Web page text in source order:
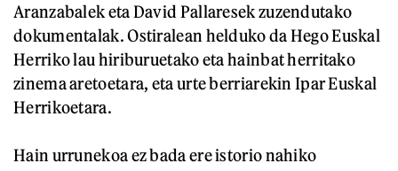
Aranzabalek eta David Pallaresek zuzendutako
dokumentalak. Ostiralean helduko da Hego Euskal
Herriko lau hiriburuetako eta hainbat herritako
zinema aretoetara, eta urte berriarekin Ipar Euskal
Herrikoetara.
Hain urrunekoa ez bada ere istorio nahiko